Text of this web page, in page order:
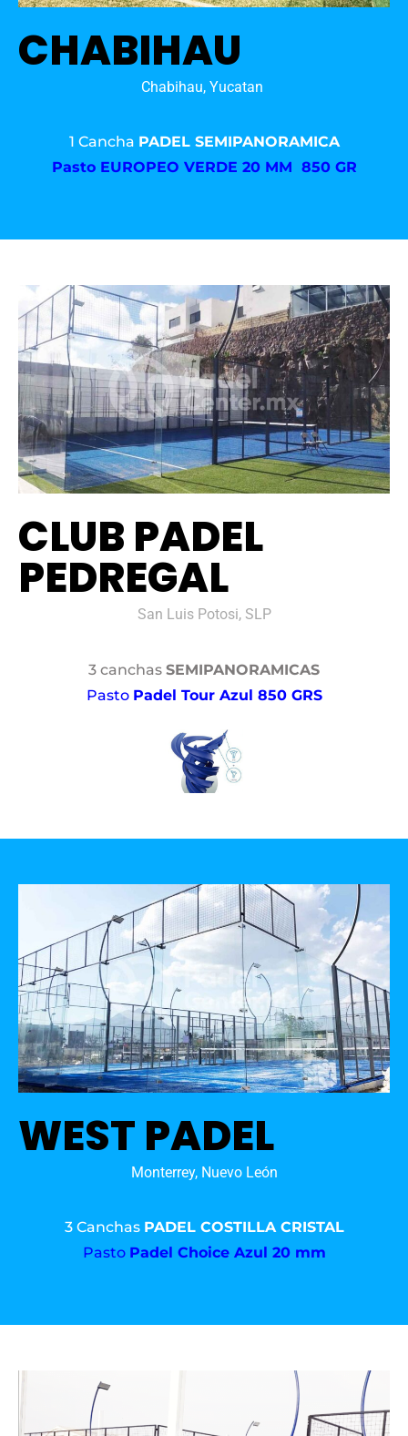
CHABIHAU
Chabihau, Yucatan
1 Cancha PADEL SEMIPANORAMICA
Pasto EUROPEO VERDE 20 MM 850 GR
CLUB PADEL
PEDREGAL
San Luis Potosi, SLP
3 canchas SEMIPANORAMICAS
Pasto Padel Tour Azul 850 GRS
WEST PADEL
Monterrey, Nuevo León
3 Canchas PADEL COSTILLA CRISTAL
Pasto Padel Choice Azul 20 mm